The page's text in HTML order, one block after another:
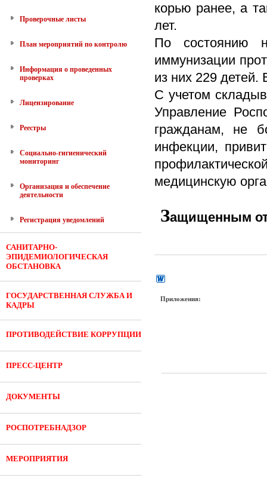
Проверочные листы
План мероприятий по контролю
Информация о проведенных
проверках
Лицензирование
Реестры
Социально-гигиенический
мониторинг
Организация и обеспечение
деятельности
Регистрация уведомлений
САНИТАРНО-
ЭПИДЕМИОЛОГИЧЕСКАЯ
ОБСТАНОВКА
ГОСУДАРСТВЕННАЯ СЛУЖБА И
КАДРЫ
ПРОТИВОДЕЙСТВИЕ КОРРУПЦИИ
ПРЕСС-ЦЕНТР
ДОКУМЕНТЫ
РОСПОТРЕБНАДЗОР
МЕРОПРИЯТИЯ
корью ранее, а
лет.
По состоянию
иммунизации
из них 229
С учетом
Управление
гражданам, не
инфекции,
медицинскую
Защищенным от
Приложения: